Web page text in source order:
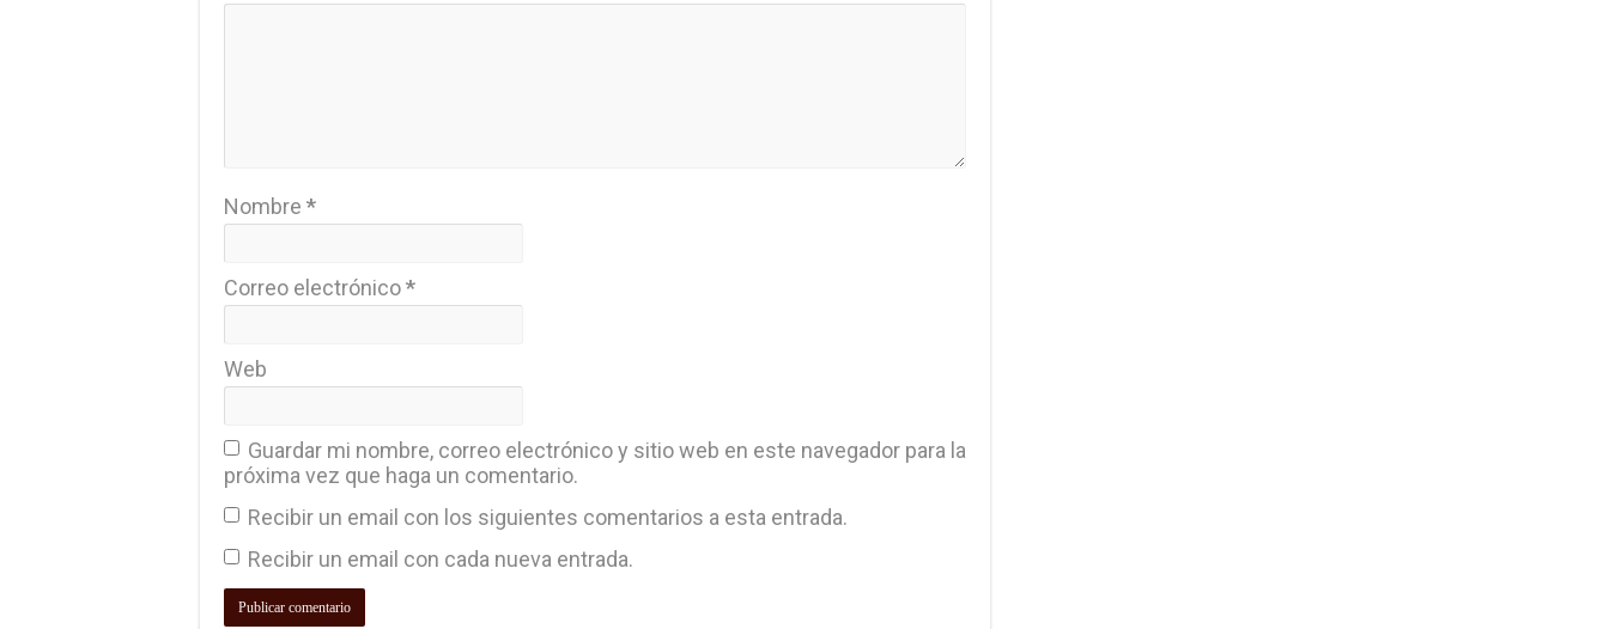
Nombre *
Correo electrónico*
Web
Guardar mi nombre, correo electrónico y sitio web en este navegador para la
próxima vez que haga un comentario.
Recibir un email con los siguientes comentarios a esta entrada.
Recibir un email con cada nueva entrada.